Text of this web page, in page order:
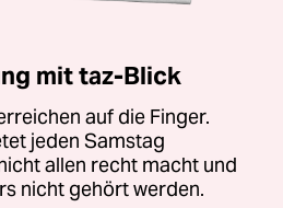
mit taz-Blick
auf die Finger.
jeden Samstag
allen recht macht und
nicht gehört werden.